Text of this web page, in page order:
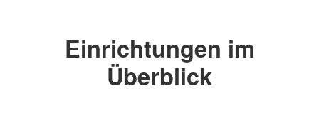
Einrichtungen im
Überblick